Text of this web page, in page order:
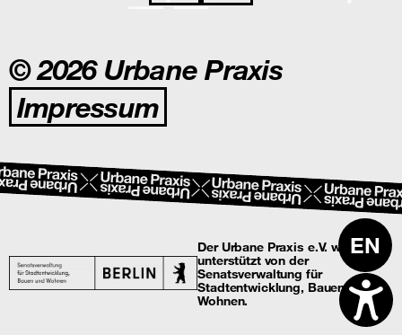
© 2026 Urbane Praxis
Impressum
Der Urbane Praxis e.V. wird
unterstützt von der
Senatsverwaltung für
Stadtentwicklung, Bauen und
Wohnen.
EN